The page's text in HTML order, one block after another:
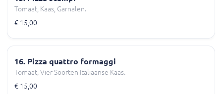
Tomaat, Kaas, Garnalen.
€ 15,00
16. Pizza quattro formaggi
Tomaat, Vier Soorten Italiaanse Kaas.
€ 15,00